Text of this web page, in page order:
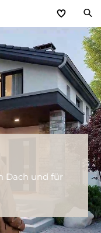
Dach und für